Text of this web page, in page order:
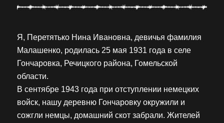
Я, Перетятько Нина Ивановна, девичья фамилия
Малашенко, родилась 25 мая 1931 года в селе
Гончаровка, Речицкого района, Гомельской
области.
В сентябре 1943 года при отступлении немецких
войск, нашу деревню Гончаровку окружили и
сожгли немцы, домашний скот забрали. Жителей